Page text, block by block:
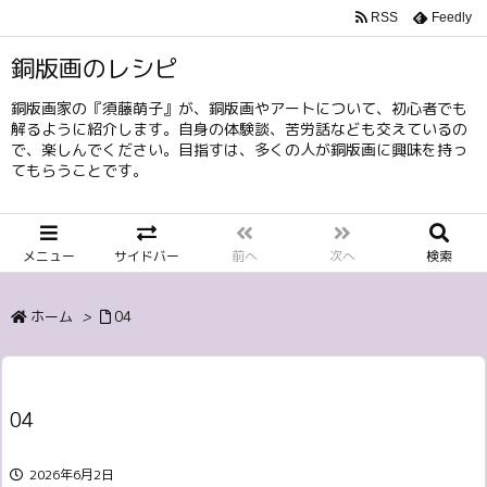
銅版画のレシピ
銅版画家の『須藤萌子』が、銅版画やアートについて、初心者でも
解るように紹介します。自身の体験談、苦労話なども交えているの
で、楽しんでください。目指すは、多くの人が銅版画に興味を持っ
てもらうことです。
メニュー サイドバー 前へ 次へ 検索
RSS Feedly
ホーム > 04
04
2026年6月2日